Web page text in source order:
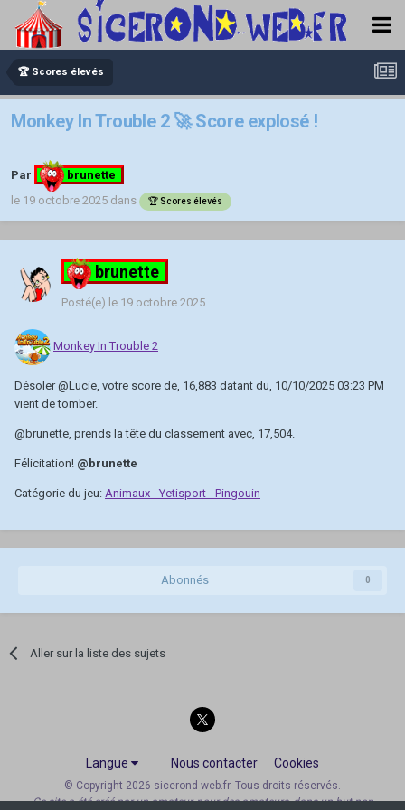
🏆 Scores élevés
Monkey In Trouble 2 🚀 Score explosé !
Par
brunette
le 19 octobre 2025 dans 🏆 Scores élevés
brunette
Posté(e) le 19 octobre 2025
Monkey In Trouble 2
Désoler@Lucie , votre score de, 16,883 datant du, 10/10/2025 03:23 PM
vient de tomber.
@brunette , prends la tête du classement avec, 17,504.
Félicitation! @brunette
Catégorie du jeu: Animaux - Yetisport - Pingouin
Abonnés 0
Aller sur la liste des sujets
Langue Nous contacter Cookies
© Copyright 2026 sicerond-web.fr. Tous droits réservés.
Ce site a été créé par un amateur, pour des amateurs, dans un but non